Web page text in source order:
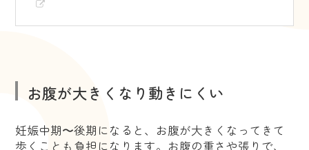
お腹が大きくなり動きにくい
妊娠中期〜後期になると、お腹が大きくなってきて
歩くことも負担になります。お腹の重さや張りで、